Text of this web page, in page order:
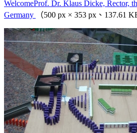
WelcomeProf. Dr. Klaus Dicke, Rector,
Germany
（500 px × 353 px、137.61